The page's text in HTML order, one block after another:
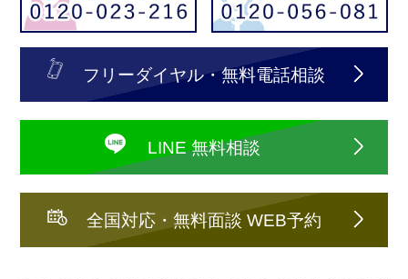
フリーダイヤル・無料電話相談
LINE 無料相談
全国対応・無料面談 WEB予約